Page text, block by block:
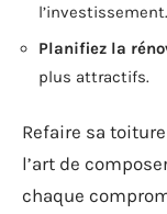
l’investissement.
Planifiez la
plus attractifs.
Refaire sa
l’art de
chaque